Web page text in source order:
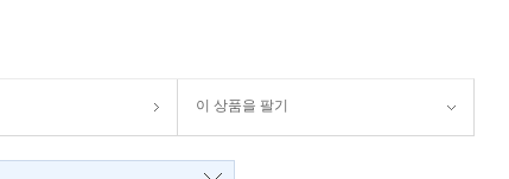
이 상품을 팔기